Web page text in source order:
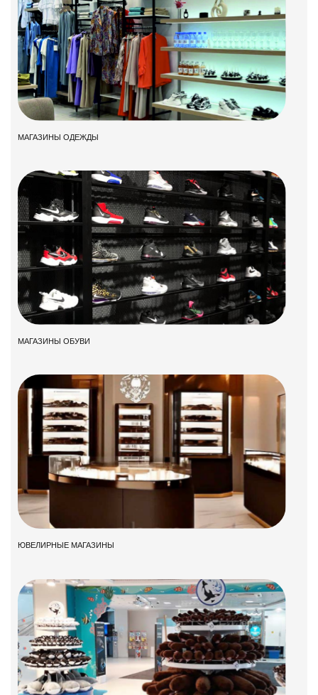
МАГАЗИНЫ ОДЕЖДЫ
МАГАЗИНЫ ОБУВИ
ЮВЕЛИРНЫЕ МАГАЗИНЫ